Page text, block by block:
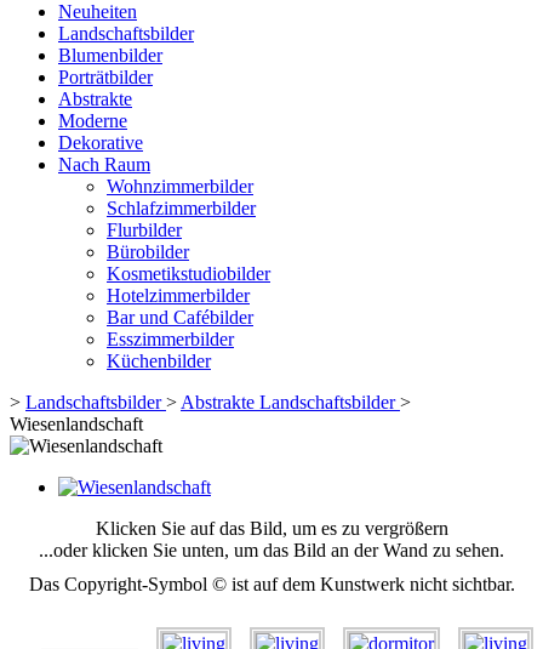
Neuheiten
Landschaftsbilder
Blumenbilder
Porträtbilder
Abstrakte
Moderne
Dekorative
Nach Raum
Wohnzimmerbilder
Schlafzimmerbilder
Flurbilder
Bürobilder
Kosmetikstudiobilder
Hotelzimmerbilder
Bar und Cafébilder
Esszimmerbilder
Küchenbilder
> Landschaftsbilder> Abstrakte Landschaftsbilder>
Wiesenlandschaft
Klicken Sie auf das Bild, um es zu vergrößern
...oder klicken Sie unten, um das Bild an der Wand zu sehen.
Das Copyright-Symbol © ist auf dem Kunstwerk nicht sichtbar.